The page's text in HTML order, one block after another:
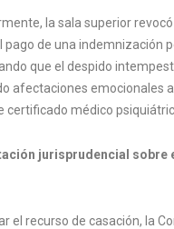
la sala superior
pago de una indemnización
que el despido
afectaciones emocionales
certificado médico
jurisprudencial sobre
el recurso de casación, la